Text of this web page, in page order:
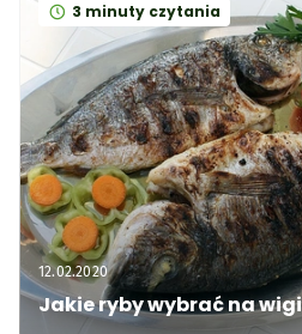
12.02.2020
Jakie ryby wybrać na
3 minuty czytania